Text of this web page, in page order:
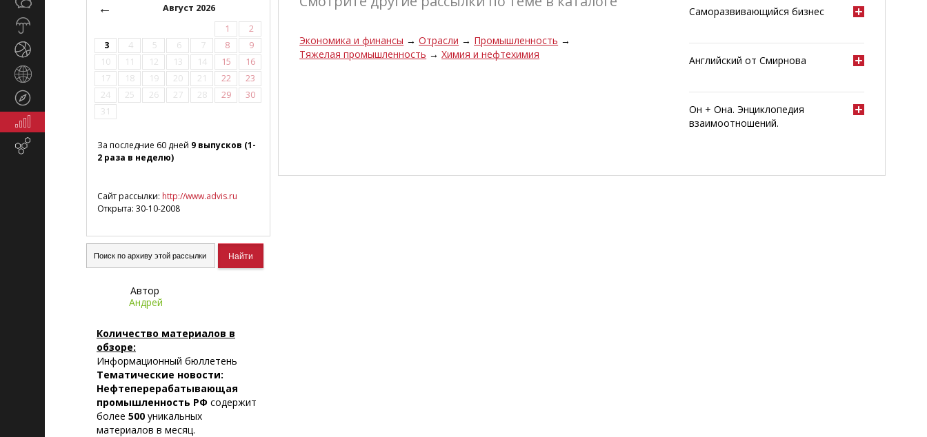
Экономика
маркетинг
←
Август 2026
1
2
3
4 5 6 7 8
9
10
11 12 13 14 15
16
17
18 19 20 21 22
23
24
25 26 27 28 29
30
31
За последние 60 дней 9 выпусков (1-
2 раза в неделю)
Сайт рассылки: http://www.advis.ru
Открыта: 30-10-2008
Автор
Андрей
Количество материалов в
обзоре:
Информационный бюллетень
Тематические новости:
Нефтеперерабатывающая
промышленность РФ содержит
более 500 уникальных
материалов в месяц.
Экономика и финансы → Отрасли → Промышленность →
Тяжелая промышленность → Химия и нефтехимия
Саморазвивающийся бизнес
Английский от Смирнова
Он + Она. Энциклопедия
взаимоотношений.